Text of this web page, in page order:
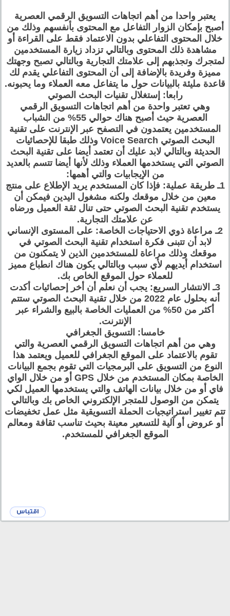
يعتبر واحدا من أهم اتجاهات التسويق الرقمي العصرية
أصبح بإمكان الزوار التفاعل مع المحتوى بأنفسهم وذلك من
خلال المحتوى التفاعلي بدون الاعتماد فقط على القراءة أو
مشاهدة ذلك المحتوى وبالتالي تزداد زيارة المستخدمين
لمتجرك وتجذبهم إلى علامتك التجارية وبالتالي تصبح وجهتك
مميزة وفريدة بالإضافة إلى أن المحتوى التفاعلي يقدم لك
قاعدة مليئة بالبيانات حول ما يتفاعل معه العملاء وما يحبونه.
رابعا: إستغلال تقنيات البحث الصوتي
وهي تعتبر واحدة من أهم اتجاهات التسويق الرقمي
العصرية حيث أصبح هناك حوالي 55% من الشباب
المستخدمين يعتمدون في التصفح عبر الإنترنت على تقنية
البحث الصوتي Voice Search وذلك طبقا للإحصائيات
الحديثة وبالتالي لابد عليك أن تعتمد أيضا على تقنية البحث
الصوتي التي يستخدمها العملاء وذلك لأنها أيضا تتسم بالعديد
من الإيجابيات والتي أهمها:
1ـ طريقة عملية: فإذا كان المستخدم يريد الإطلاع على منتج
معين من خلال موقعك ولكنه مشغول اليدين فيمكن أن
يستخدم تقنية البحث الصوتي حتى تنال ثقة العميل ورضاه
عن علامتك التجارية.
2ـ مراعاة ذوي الاحتياجات الخاصة: على المستوى الإنساني
لابد أن تتبنى فكرة استخدام تقنية البحث الصوتي في
موقعك وذلك مراعاة للمستخدمين الذين لا يتمكنون من
استخدام أيديهم لأي سبب وبالتالي يكون هناك انطباع مميز
للعملاء حول الموقع الخاص بك.
3ـ الانتشار السريع: يجب أن نعلم أن أخر إحصائيات أكدت
أنه بحلول عام 2022 من خلال تقنية البحث الصوتي ستتم
أكثر من 50% من العمليات الخاصة بالبيع والشراء عبر
الإنترنت.
خامسا: التسويق الجغرافي
وهي من أهم اتجاهات التسويق الرقمي العصرية والتي
تقوم بالاعتماد على الموقع الجغرافي للعميل ويعتمد هذا
النوع من التسويق على البرمجيات التي تقوم بجمع البيانات
الخاصة بمكان المستخدم من خلال GPS أو من خلال الواي
فاي أو من خلال بيانات الهاتف والتي يستخدمها العميل لكي
يتمكن من الوصول للمتجر الإلكتروني الخاص بك وبالتالي
تتم تغيير استراتيجيات الحملة التسويقية مثل عمل تخفيضات
أو عروض أو آلية للتسعير معينة بحيث تناسب ثقافة ومعالم
الموقع الجغرافي للمستخدم.